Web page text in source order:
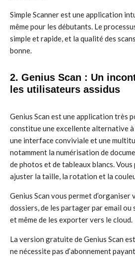
Simple Scanner est une application
même pour les débutants. Le
simple et rapide, et la qualité des
bonne.
2. Genius Scan : Un
les utilisateurs assidus
Genius Scan est une application très
constitue une excellente alternative
une interface conviviale et une
notamment la numérisation de
de photos et de tableaux blancs.
ajuster la taille, la rotation et la
Genius Scan vous permet d’organiser
dossiers, de les partager par email ou
et même de les exporter vers le cloud.
La version gratuite de Genius Scan
ne nécessite pas d’abonnement